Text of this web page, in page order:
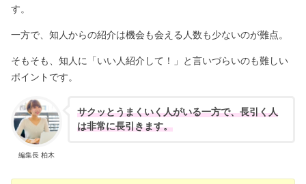
す。
一方で、知人からの紹介は機会も会える人数も少ないのが難点。
そもそも、知人に「いい人紹介して！」と言いづらいのも難しい
ポイントです。
編集長 柏木
サクッとうまくいく人がいる一方で、長引く人
は非常に長引きます。